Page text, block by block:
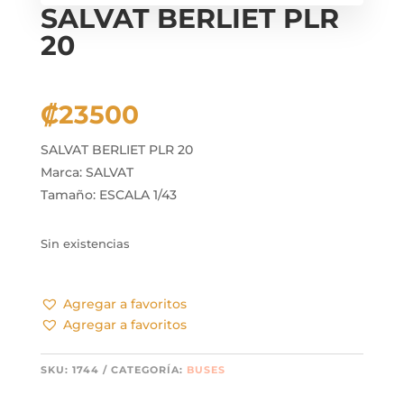
SALVAT BERLIET PLR
20
₡23500
SALVAT BERLIET PLR 20
Marca: SALVAT
Tamaño: ESCALA 1/43
Sin existencias
Agregar a favoritos
Agregar a favoritos
SKU: 1744 CATEGORÍA: BUSES